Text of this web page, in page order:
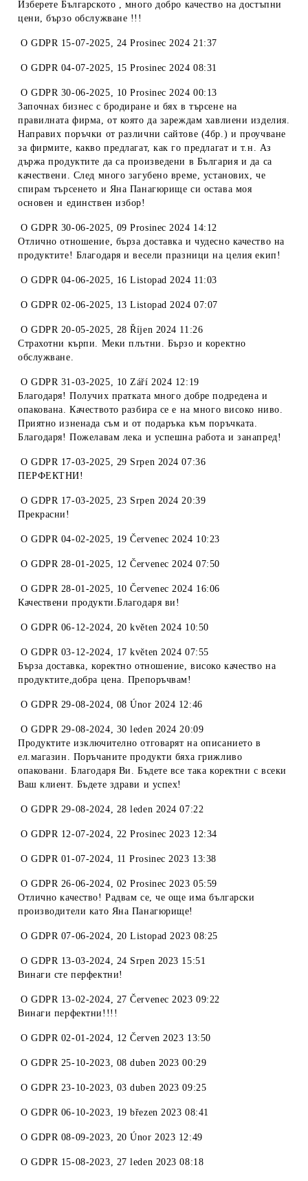
Изберете Българското , много добро качество на достъпни
цени, бързо обслужване !!!
OGDPR 15-07-2025, 24 Prosinec 2024 21:37
OGDPR 04-07-2025, 15 Prosinec 2024 08:31
OGDPR 30-06-2025, 10 Prosinec 2024 00:13
Започнах бизнес с бродиране и бях в търсене на
правилната фирма, от която да зареждам хавлиени изделия.
Направих поръчки от различни сайтове (4бр.) и проучване
за фирмите, какво предлагат, как го предлагат и т.н. Аз
държа продуктите да са произведени в България и да са
качествени. След много загубено време, установих, че
спирам търсенето и Яна Панагюрище си остава моя
основен и единствен избор!
OGDPR 30-06-2025, 09 Prosinec 2024 14:12
Отлично отношение, бърза доставка и чудесно качество на
продуктите! Благодаря и весели празници на целия екип!
OGDPR 04-06-2025, 16 Listopad 2024 11:03
OGDPR 02-06-2025, 13 Listopad 2024 07:07
OGDPR 20-05-2025, 28 Říjen 2024 11:26
Страхотни кърпи. Меки плътни. Бързо и коректно
обслужване.
OGDPR 31-03-2025, 10 Září 2024 12:19
Благодаря! Получих пратката много добре подредена и
опакована. Качеството разбира се е на много високо ниво.
Приятно изненада съм и от подаръка към поръчката.
Благодаря! Пожелавам лека и успешна работа и занапред!
OGDPR 17-03-2025, 29 Srpen 2024 07:36
ПЕРФЕКТНИ!
OGDPR 17-03-2025, 23 Srpen 2024 20:39
Прекрасни!
OGDPR 04-02-2025, 19 Červenec 2024 10:23
OGDPR 28-01-2025, 12 Červenec 2024 07:50
OGDPR 28-01-2025, 10 Červenec 2024 16:06
Качествени продукти.Благодаря ви!
OGDPR 06-12-2024, 20 květen 2024 10:50
OGDPR 03-12-2024, 17 květen 2024 07:55
Бърза доставка, коректно отношение, високо качество на
продуктите,добра цена. Препоръчвам!
OGDPR 29-08-2024, 08 Únor 2024 12:46
OGDPR 29-08-2024, 30 leden 2024 20:09
Продуктите изключително отговарят на описанието в
ел.магазин. Поръчаните продукти бяха грижливо
опаковани. Благодаря Ви. Бъдете все така коректни с всеки
Ваш клиент. Бъдете здрави и успех!
OGDPR 29-08-2024, 28 leden 2024 07:22
OGDPR 12-07-2024, 22 Prosinec 2023 12:34
OGDPR 01-07-2024, 11 Prosinec 2023 13:38
OGDPR 26-06-2024, 02 Prosinec 2023 05:59
Отлично качество! Радвам се, че още има български
производители като Яна Панагюрище!
OGDPR 07-06-2024, 20 Listopad 2023 08:25
OGDPR 13-03-2024, 24 Srpen 2023 15:51
Винаги сте перфектни!
OGDPR 13-02-2024, 27 Červenec 2023 09:22
Винаги перфектни!!!!
OGDPR 02-01-2024, 12 Červen 2023 13:50
OGDPR 25-10-2023, 08 duben 2023 00:29
OGDPR 23-10-2023, 03 duben 2023 09:25
OGDPR 06-10-2023, 19 březen 2023 08:41
OGDPR 08-09-2023, 20 Únor 2023 12:49
OGDPR 15-08-2023, 27 leden 2023 08:18